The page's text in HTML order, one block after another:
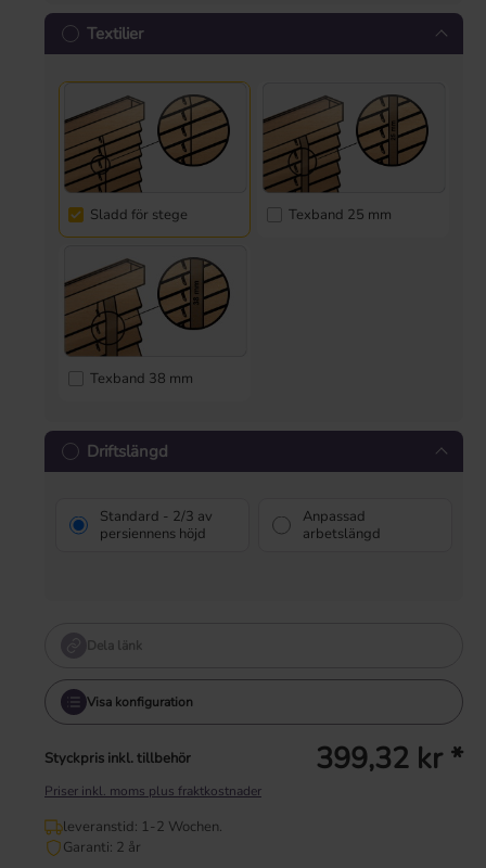
Textilier
Sladd för stege Texband 25 mm
Texband 38 mm
Driftslängd
Standard - 2/3 av
persiennens höjd
Anpassad
arbetslängd
Dela länk
Visa konfiguration
Styckpris inkl. tillbehör 399,32 kr *
Priser inkl. moms plus fraktkostnader
leveranstid: 1-2 Wochen.
Garanti: 2 år